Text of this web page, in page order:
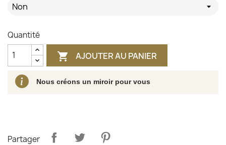
Non
Quantité
 AJOUTER AU PANIER
Nous créons un miroir pour vous
Partager